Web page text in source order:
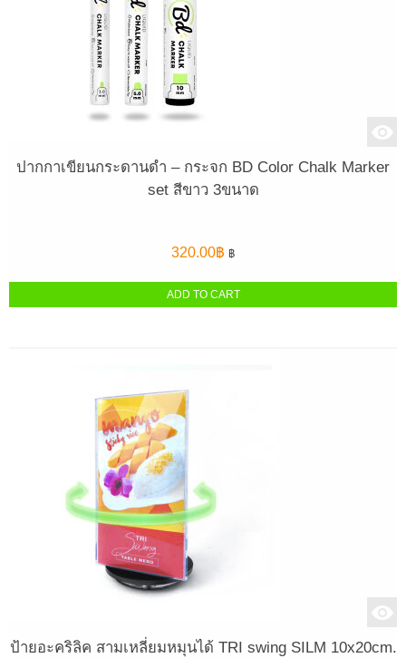
ปากกาเขียนกระดานดำ – กระจก BD Color Chalk Marker
set สีขาว 3ขนาด
320.00฿ ฿
ADD TO CART
ป้ายอะคริลิค สามเหลี่ยมหมุนได้ TRI swing SILM 10x20cm.